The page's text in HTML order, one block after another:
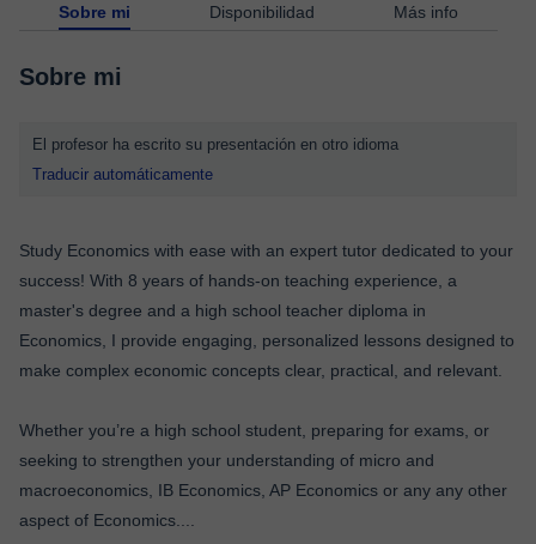
Sobre mi Disponibilidad Más info
Sobre mi
El profesor ha escrito su presentación en otro idioma
Traducir automáticamente
Study Economics with ease with an expert tutor dedicated to your
success! With 8 years of hands-on teaching experience, a
master's degree and a high school teacher diploma in
Economics, I provide engaging, personalized lessons designed to
make complex economic concepts clear, practical, and relevant.
Whether you’re a high school student, preparing for exams, or
seeking to strengthen your understanding of micro and
macroeconomics, IB Economics, AP Economics or any any other
aspect of Economics.